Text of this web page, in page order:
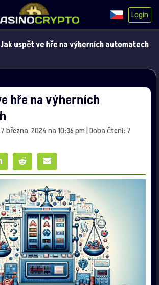
Login
Jak uspět ve hře na výherních automatech
hře na výherních
března, 2024 na 10:36 pm | Doba čtení: 7